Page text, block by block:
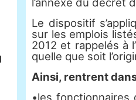
Le dispositif
sur les emplois
2012 et rappelés à
quelle que soit
Ainsi, rentrent
•les